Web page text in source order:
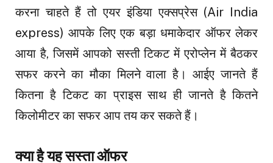
करना चाहते हैं तो एयर इंडिया एक्सप्रेस (Air India
express) आपके लिए एक बड़ा धमाकेदार ऑफर लेकर
आया है, जिसमें आपको सस्ती टिकट में एरोप्लेन में बैठकर
सफर करने का मौका मिलने वाला है। आईए जानते हैं
कितना है टिकट का प्राइस साथ ही जानते है कितने
किलोमीटर का सफर आप तय कर सकते हैं।
क्या है यह सस्ता ऑफर